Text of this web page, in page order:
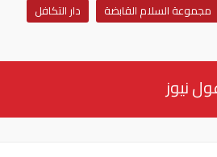
مجموعة السلام القابضة
دار التكافل
نيوز